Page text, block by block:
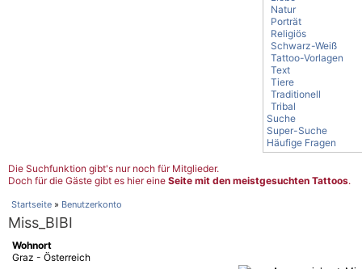
Natur
Porträt
Religiös
Schwarz-Weiß
Tattoo-Vorlagen
Text
Tiere
Traditionell
Tribal
Suche
Super-Suche
Häufige Fragen
Die Suchfunktion gibt's nur noch für Mitglieder.
Doch für die Gäste gibt es hier eine Seite mit den meistgesuchten Tattoos.
Startseite » Benutzerkonto
Miss_BIBI
Wohnort
Graz - Österreich